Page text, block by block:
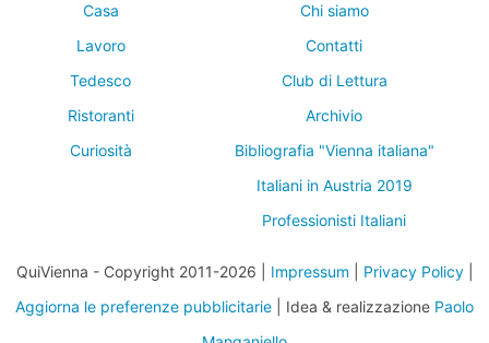
Casa
Lavoro
Tedesco
Ristoranti
Curiosità
Chi siamo
Contatti
Club di Lettura
Archivio
Bibliografia "Vienna italiana"
Italiani in Austria 2019
Professionisti Italiani
QuiVienna - Copyright 2011-2026 | Impressum Privacy Policy|
Aggiorna le preferenze pubblicitarie | Idea & realizzazione Paolo